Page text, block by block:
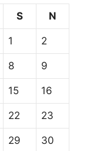
S N
1 2
8 9
15 16
22 23
29 30